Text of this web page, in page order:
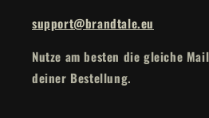
support@brandtale.eu
Nutze am besten die gleiche
deiner Bestellung.